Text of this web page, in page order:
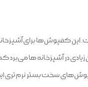
کفپوش‌ها برای
در آشپزخانه ها می‌برد که
سخت بستر نرم تری ایجاد